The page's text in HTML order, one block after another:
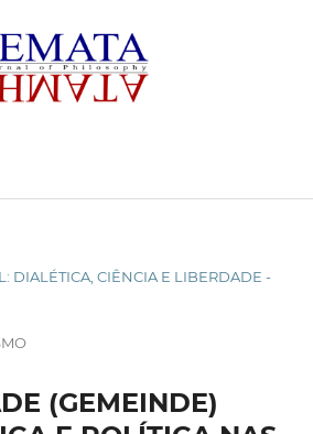
DIALÉTICA, CIÊNCIA E LIBERDADE -
(GEMEINDE)